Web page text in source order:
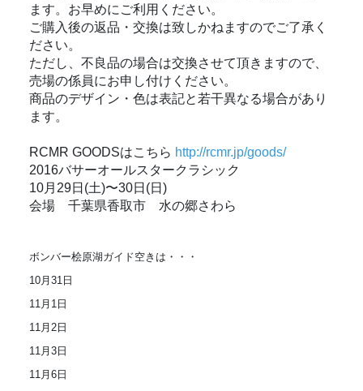
ます。お早めにご利用ください。
ご購入後の返品・交換は致しかねますのでご了承く
ださい。
ただし、不良品の場合は交換させて頂きますので、
売場の係員にお申し付けください。
商品のデザイン・色は表記と若干異なる場合があり
ます。
RCMR GOODSはこちら http://rcmr.jp/goods/
2016バサーオールスタークラシック
10月29日(土)〜30日(日)
会場 千葉県香取市 水の郷さわら
ボンバー桧原湖ガイド空きは・・・
10月31日
11月1日
11月2日
11月3日
11月6日